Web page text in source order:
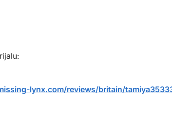
lynx.com/reviews/britain/